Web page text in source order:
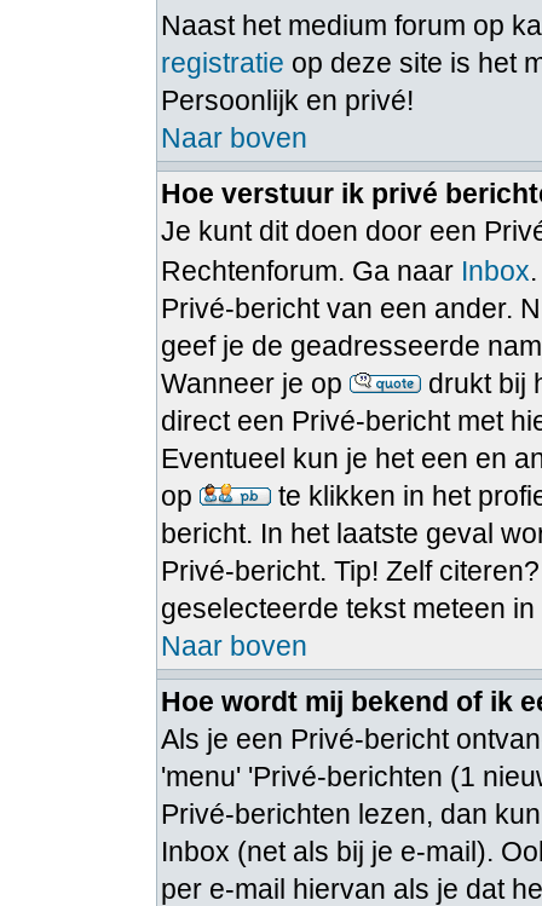
Naast het medium forum op
registratie op deze site is het
Persoonlijk en privé!
Naar boven
Hoe verstuur ik privé
Je kunt dit doen door een
Rechtenforum. Ga naar Inbox
Privé-bericht van een ander.
geef je de geadresseerde
Wanneer je op
drukt bij
direct een Privé-bericht met
Eventueel kun je het een en
op
te klikken in het
bericht. In het laatste geval
Privé-bericht. Tip! Zelf
geselecteerde tekst meteen
Naar boven
Hoe wordt mij bekend of ik
Als je een Privé-bericht
'menu' 'Privé-berichten (1
Privé-berichten lezen, dan
Inbox (net als bij je e-mail).
per e-mail hiervan als je dat